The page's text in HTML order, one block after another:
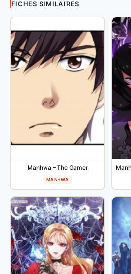
FICHES SIMILAIRES
Manhwa – The Gamer
MANHWA